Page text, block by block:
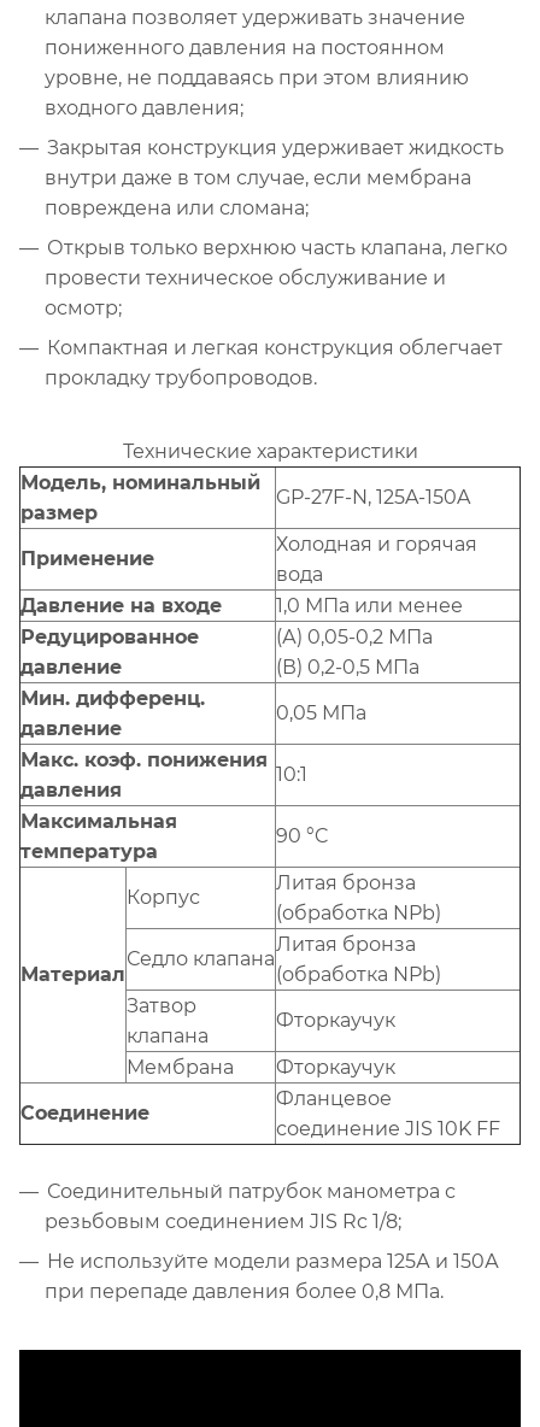
клапана позволяет удерживать значение
пониженного давления на постоянном
уровне, не поддаваясь при этом влиянию
входного давления;
Закрытая конструкция удерживает жидкость
внутри даже в том случае, если мембрана
повреждена или сломана;
Открыв только верхнюю часть клапана, легко
провести техническое обслуживание и
осмотр;
Компактная и легкая конструкция облегчает
прокладку трубопроводов.
Технические характеристики
Модель, номинальный
размер
GP-27F-N, 125A-150A
Применение
Холодная и горячая
вода
Давление на входе
1,0 МПа или менее
Редуцированное
давление
(А) 0,05-0,2 МПа
(В) 0,2-0,5 МПа
Мин. дифференц.
давление
0,05 МПа
Макс. коэф. понижения
давления
10:1
Максимальная
температура
90 °C
Материал
Корпус
Литая бронза
(обработка NPb)
Седло клапана
Литая бронза
(обработка NPb)
Затвор
клапана
Фторкаучук
Мембрана
Фторкаучук
Соединение
Фланцевое
соединение JIS 10K FF
Соединительный патрубок манометра с
резьбовым соединением JIS Rc 1/8;
Не используйте модели размера 125А и 150А
при перепаде давления более 0,8 МПа.